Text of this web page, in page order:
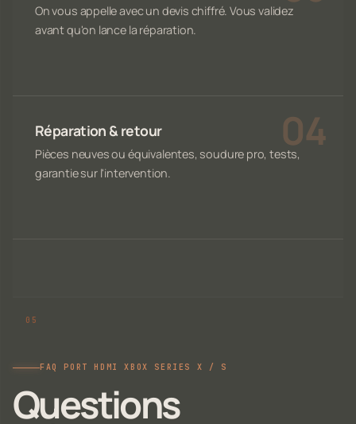
On vous appelle avec un devis chiffré. Vous validez
avant qu'on lance la réparation.
Réparation & retour
Pièces neuves ou équivalentes, soudure pro, tests,
garantie sur l'intervention.
FAQ PORT HDMI XBOX SERIES X / S
Questions